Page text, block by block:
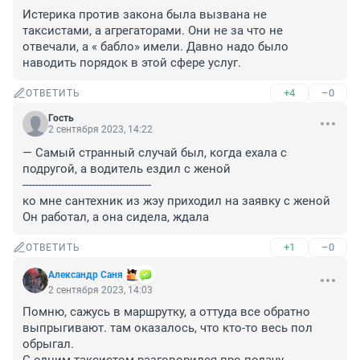
Истерика против закона была вызвана не
таксистами, а агрегаторами. Они не за что не
отвечали, а « бабло» имели. Давно надо было
наводить порядок в этой сфере услуг.
ОТВЕТИТЬ +4 –0
Гость
2 сентября 2023, 14:22
— Самый странный случай был, когда ехала с
подругой, а водитель ездил с женой
----------------------------------------
ко мне сантехник из жэу приходил на заявку с женой
Он работал, а она сидела, ждала
ОТВЕТИТЬ +1 –0
Александр Саня
2 сентября 2023, 14:03
Помню, сажусь в маршрутку, а оттуда все обратно
выпрыгивают. там оказалось, что кто-то весь пол
обрыгал.